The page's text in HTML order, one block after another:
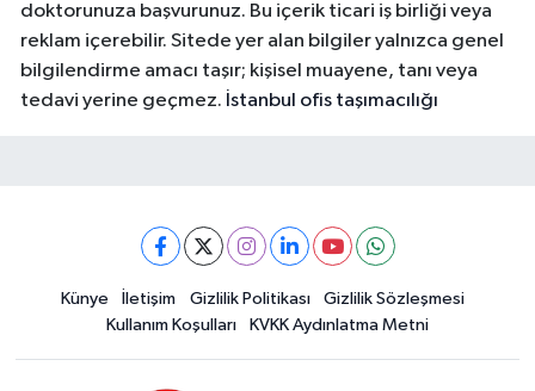
doktorunuza başvurunuz. Bu içerik ticari iş birliği veya
reklam içerebilir. Sitede yer alan bilgiler yalnızca genel
bilgilendirme amacı taşır; kişisel muayene, tanı veya
tedavi yerine geçmez. İstanbul ofis taşımacılığı
Künye İletişim Gizlilik Politikası
Gizlilik Sözleşmesi
Kullanım Koşulları
KVKK Aydınlatma Metni